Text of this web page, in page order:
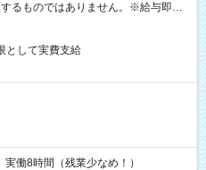
るものではありません。※給与即受
条件有）
として実費支給
働8時間（残業少なめ！）